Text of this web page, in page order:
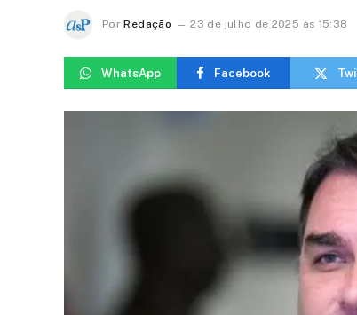
Por Redação 23 de julho de 2025 às 15:38
WhatsApp Facebook